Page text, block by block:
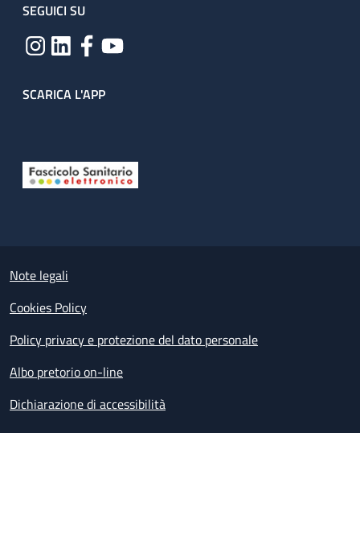
SEGUICI SU
SCARICA L'APP
Small prints
Note legali
Cookies Policy
Policy privacy e protezione del dato personale
Albo pretorio on-line
Dichiarazione di accessibilità